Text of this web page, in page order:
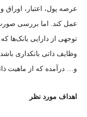
عرصه پول، اعتبار، اوراق
عمل کند. اما بررسی
توجهی از دارایی بانک‌ها
وظایف ذاتی بانکداری
و… درآمده که از ماهیت
اهداف مورد نظر